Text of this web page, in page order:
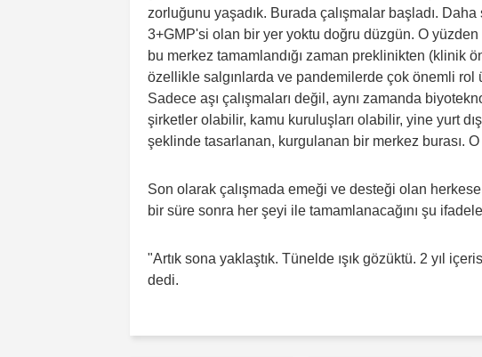
zorluğunu yaşadık. Burada çalışmalar başladı.
3+GMP'si olan bir yer yoktu doğru düzgün. O
bu merkez tamamlandığı zaman preklinikten (klinik
özellikle salgınlarda ve pandemilerde çok önemli
Sadece aşı çalışmaları değil, aynı zamanda
şirketler olabilir, kamu kuruluşları olabilir, yine yurt
şeklinde tasarlanan, kurgulanan bir merkez burası.
Son olarak çalışmada emeği ve desteği olan
bir süre sonra her şeyi ile tamamlanacağını şu
"Artık sona yaklaştık. Tünelde ışık gözüktü. 2 yıl
dedi.